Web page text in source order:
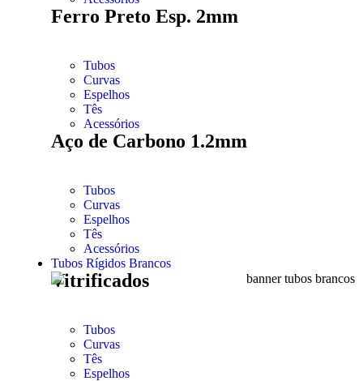
Ferro Preto Esp. 2mm
Tubos
Curvas
Espelhos
Tês
Acessórios
Aço de Carbono 1.2mm
Tubos
Curvas
Espelhos
Tês
Acessórios
Tubos Rígidos Brancos
Vitrificados
Tubos
Curvas
Tês
Espelhos